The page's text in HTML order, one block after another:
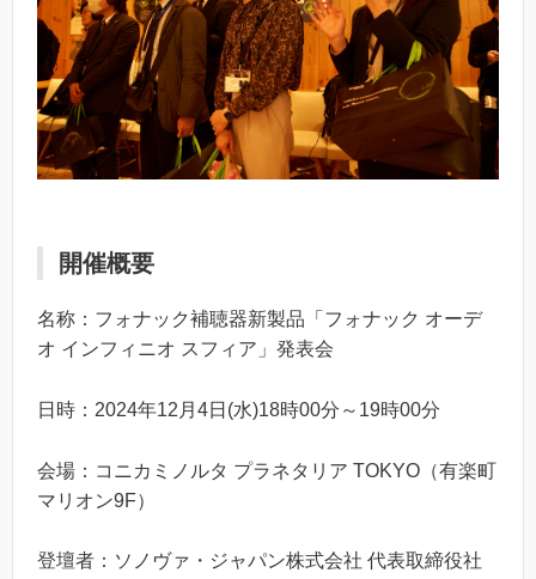
開催概要
名称：フォナック補聴器新製品「フォナック オーデ
オ インフィニオ スフィア」発表会
日時：2024年12月4日(水)18時00分～19時00分
会場：コニカミノルタ プラネタリア TOKYO（有楽町
マリオン9F）
登壇者：ソノヴァ・ジャパン株式会社 代表取締役社